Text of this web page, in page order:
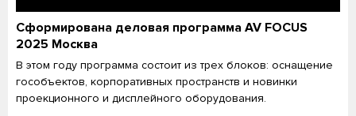
Сформирована деловая программа AV FOCUS
2025 Москва
В этом году программа состоит из трех блоков: оснащение
гособъектов, корпоративных пространств и новинки
проекционного и дисплейного оборудования.